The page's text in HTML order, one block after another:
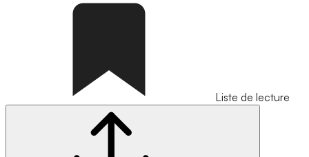
Liste de lecture